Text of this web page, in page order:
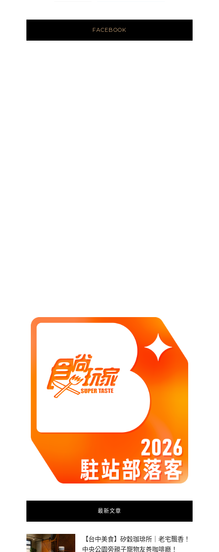
FACEBOOK
最新文章
【台中美食】矽穀珈琲所｜老宅飄香！
中央公園旁親子寵物友善咖啡廳！